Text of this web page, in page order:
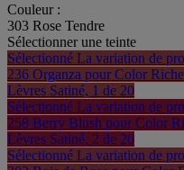
Couleur :
303 Rose Tendre
Sélectionner une teinte
Sélectionné La variation de
236 Organza pour Color
Lèvres Satiné, 1 de 20
Sélectionné La variation de
258 Berry Blush pour Color
Lèvres Satiné, 2 de 20
Sélectionné La variation de